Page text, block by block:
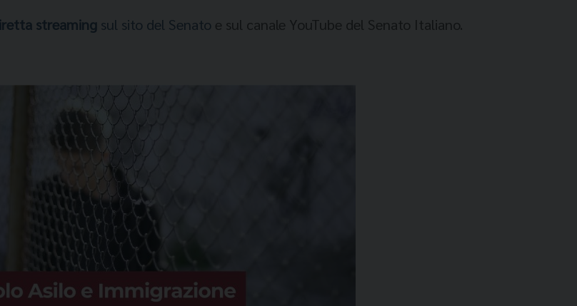
streaming sul sito del Senato e sul canale YouTube del Senato Italiano.